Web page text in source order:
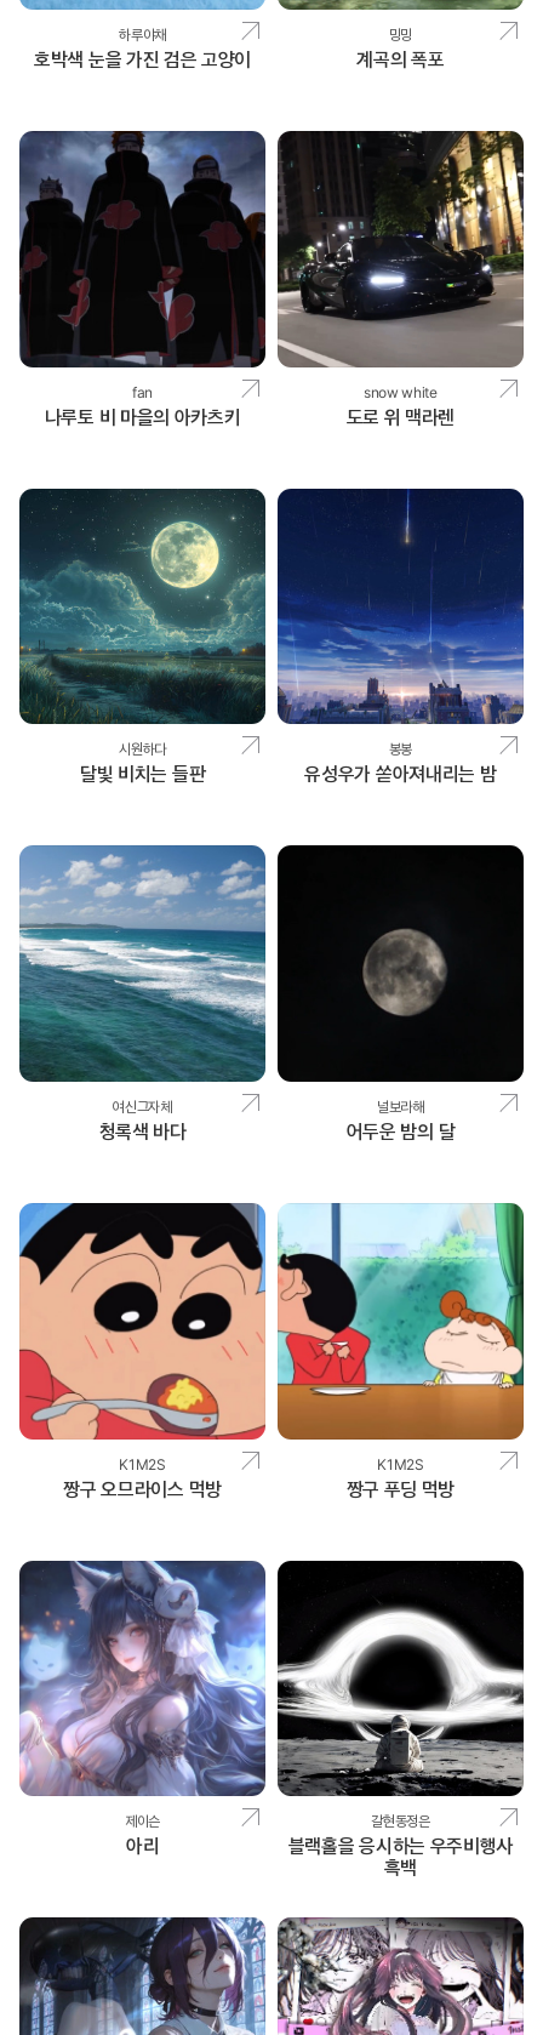
하루야채
호박색 눈을 가진 검은 고양이
밍밍
계곡의 폭포
fan
나루토 비 마을의 아카츠키
snow white
도로 위 맥라렌
시원하다
달빛 비치는 들판
봉봉
유성우가 쏟아져내리는 밤
여신그자체
청록색 바다
널보라해
어두운 밤의 달
K1M2S
짱구 오므라이스 먹방
K1M2S
짱구 푸딩 먹방
제이슨
아리
갈현동정은
블랙홀을 응시하는 우주비행사
흑백